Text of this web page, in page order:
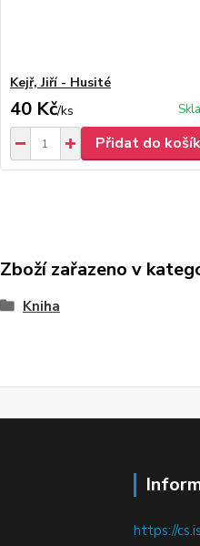
Kejř, Jiří - Husité
40 Kč/ks
Přidat do
Zboží zařazeno v
Kniha
https://